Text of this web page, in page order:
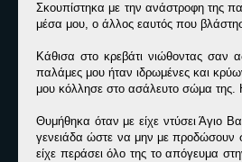
Σκουπίστηκα με την ανάστροφη της
μέσα μου, ο άλλος εαυτός που
Κάθισα στο κρεβάτι νιώθοντας σαν
παλάμες μου ήταν ιδρωμένες και
μου κόλλησε στο ασάλευτο σώμα της.
Θυμήθηκα όταν με είχε ντύσει Άγιο
γενειάδα ώστε να μην με προδώσουν
είχε περάσει όλο της το απόγευμα